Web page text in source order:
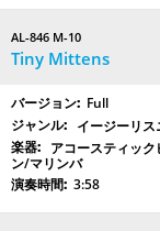
AL-846 M-10
Tiny Mittens
Full
イージーリス
アコースティッ
ン/マリンバ
3:58